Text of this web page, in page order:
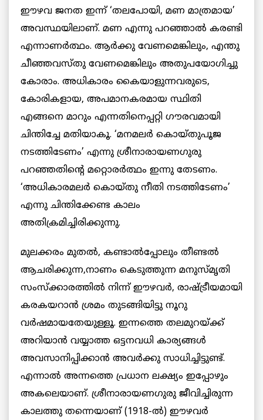
ഈഴവ ജനത ഇന്ന്‌ ‘തലപോയി, മണ മാത്രമായ’
അവസ്ഥയിലാണ്. മണ എന്നു പറഞ്ഞാല്‍ കരണ്ടി
എന്നാണര്‍ത്ഥം. ആര്‍ക്കു വേണമെങ്കിലും, എന്തു
ചീഞ്ഞവസ്തു വേണമെങ്കിലും അതുപയോഗിച്ചു
കോരാം. അധികാരം കൈയാളുന്നവരുടെ,
കോരികളായ, അപമാനകരമായ സ്ഥിതി
എങ്ങനെ മാറും എന്നതിനെപ്പറ്റി ഗൗരവമായി
ചിന്തിച്ചേ മതിയാകൂ. ‘മനമലര്‍ കൊയ്തുപൂജ
നടത്തിടേണം’ എന്നു ശ്രീനാരായണഗുരു
പറഞ്ഞതിന്‍റെ മറ്റൊരര്‍ത്ഥം ഇന്നു തേടണം.
‘അധികാരമലര്‍ കൊയ്തു നീതി നടത്തിടേണം’
എന്നു ചിന്തിക്കേണ്ട കാലം
അതിക്രമിച്ചിരിക്കുന്നു.
മുലക്കരം മുതല്‍, കണ്ടാല്‍പ്പോലും തീണ്ടല്‍
ആചരിക്കുന്ന,നാണം കെടുത്തുന്ന മനുസ്മൃതി
സംസ്ക്കാരത്തില്‍ നിന്ന്‌ ഈഴവര്‍, രാഷ്ട്രീയമായി
കരകയറാന്‍ ശ്രമം തുടങ്ങിയിട്ടു നൂറു
വര്‍ഷമായതേയുള്ളൂ. ഇന്നത്തെ തലമുറയ്ക്ക്
അറിയാന്‍ വയ്യാത്ത ഒട്ടനവധി കാര്യങ്ങൾ
അവസാനിപ്പിക്കാന്‍ അവർക്കു സാധിച്ചിട്ടുണ്ട്.
എന്നാല്‍ അന്നത്തെ പ്രധാന ലക്ഷ്യം ഇപ്പോഴും
അകലെയാണ്. ശ്രീനാരായണഗുരു ജീവിച്ചിരുന്ന
കാലത്തു തന്നെയാണ് (1918-ല്‍) ഈഴവര്‍